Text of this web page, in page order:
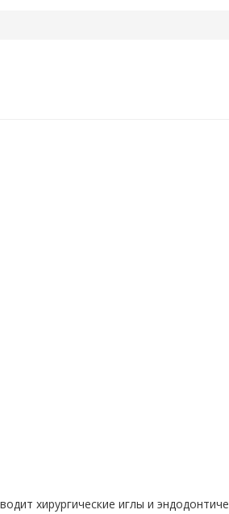
хирургические иглы и